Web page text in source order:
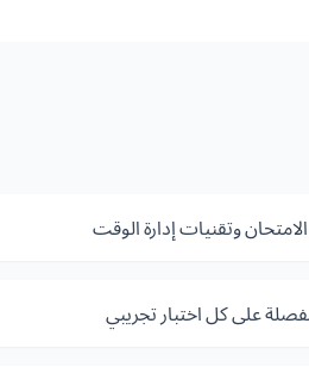
وتقنيات إدارة الوقت
على كل اختبار تجريبي